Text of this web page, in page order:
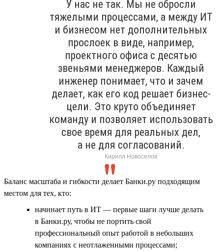
У нас не так. Мы не обросли
тяжелыми процессами, а между ИТ
и бизнесом нет дополнительных
прослоек в виде, например,
проектного офиса с десятью
звеньями менеджеров. Каждый
инженер понимает, что и зачем
делает, как его код решает бизнес-
цели. Это круто объединяет
команду и позволяет использовать
свое время для реальных дел,
а не для согласований.
Кирилл Новоселов
Баланс масштаба и гибкости делает Банки.ру подходящим
местом для тех, кто:
начинает путь в ИТ — первые шаги лучше делать
в Банки.ру, чтобы не портить свой
профессиональный опыт работой в небольших
компаниях с неотлаженными процессами;